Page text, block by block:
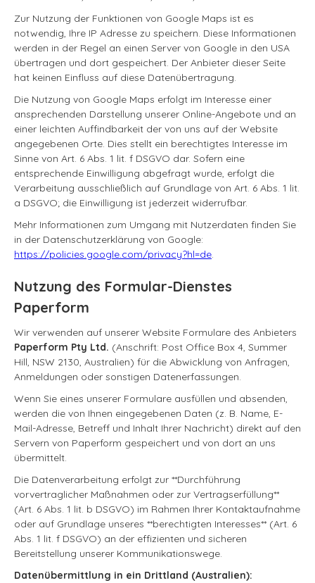
Zur Nutzung der Funktionen von Google Maps ist es
notwendig, Ihre IP Adresse zu speichern. Diese Informationen
werden in der Regel an einen Server von Google in den USA
übertragen und dort gespeichert. Der Anbieter dieser Seite
hat keinen Einfluss auf diese Datenübertragung.
Die Nutzung von Google Maps erfolgt im Interesse einer
ansprechenden Darstellung unserer Online-Angebote und an
einer leichten Auffindbarkeit der von uns auf der Website
angegebenen Orte. Dies stellt ein berechtigtes Interesse im
Sinne von Art. 6 Abs. 1 lit. f DSGVO dar. Sofern eine
entsprechende Einwilligung abgefragt wurde, erfolgt die
Verarbeitung ausschließlich auf Grundlage von Art. 6 Abs. 1 lit.
a DSGVO; die Einwilligung ist jederzeit widerrufbar.
Mehr Informationen zum Umgang mit Nutzerdaten finden Sie
in der Datenschutzerklärung von Google:
https://policies.google.com/privacy?hl=de.
Nutzung des Formular-Dienstes
Paperform
Wir verwenden auf unserer Website Formulare des Anbieters
Paperform Pty Ltd. (Anschrift: Post Office Box 4, Summer
Hill, NSW 2130, Australien) für die Abwicklung von Anfragen,
Anmeldungen oder sonstigen Datenerfassungen.
Wenn Sie eines unserer Formulare ausfüllen und absenden,
werden die von Ihnen eingegebenen Daten (z. B. Name, E-
Mail-Adresse, Betreff und Inhalt Ihrer Nachricht) direkt auf den
Servern von Paperform gespeichert und von dort an uns
übermittelt.
Die Datenverarbeitung erfolgt zur **Durchführung
vorvertraglicher Maßnahmen oder zur Vertragserfüllung**
(Art. 6 Abs. 1 lit. b DSGVO) im Rahmen Ihrer Kontaktaufnahme
oder auf Grundlage unseres **berechtigten Interesses** (Art. 6
Abs. 1 lit. f DSGVO) an der effizienten und sicheren
Bereitstellung unserer Kommunikationswege.
Datenübermittlung in ein Drittland (Australien):